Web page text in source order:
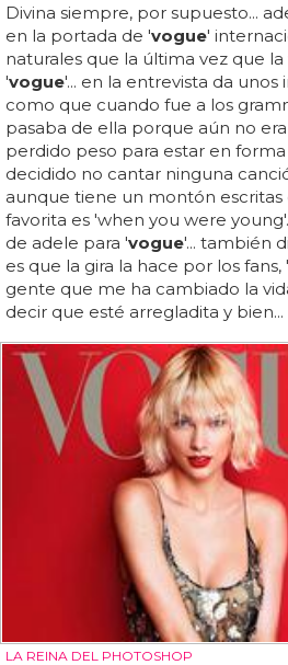
Divina siempre, por supuesto...
en la portada de 'vogue'
naturales que la última vez que
'vogue'... en la entrevista da unos
como que cuando fue a los
pasaba de ella porque aún no
perdido peso para estar en forma
decidido no cantar ninguna
aunque tiene un montón escritas
favorita es 'when you were
de adele para 'vogue'... también
es que la gira la hace por los
gente que me ha cambiado la
decir que esté arregladita y bien...
LA REINA DEL PHOTOSHOP